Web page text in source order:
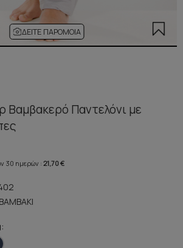
ΔΕΊΤΕ ΠΑΡΌΜΟΙΑ
Βαμβακερό Παντελόνι με
30 ημερών : 21,70 €